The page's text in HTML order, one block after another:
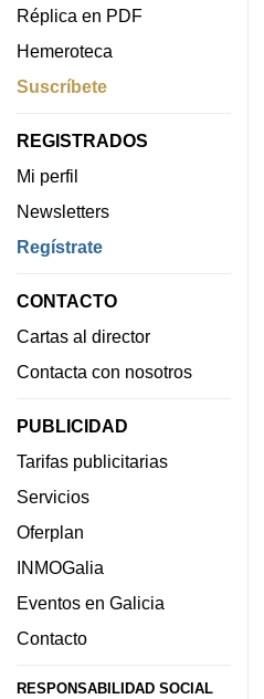
Réplica en PDF
Hemeroteca
Suscríbete
REGISTRADOS
Mi perfil
Newsletters
Regístrate
CONTACTO
Cartas al director
Contacta con nosotros
PUBLICIDAD
Tarifas publicitarias
Servicios
Oferplan
INMOGalia
Eventos en Galicia
Contacto
RESPONSABILIDAD SOCIAL